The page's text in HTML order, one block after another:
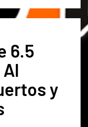
6.5
y